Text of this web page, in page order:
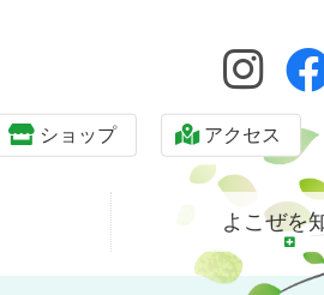
ショップ アクセス
よこぜを